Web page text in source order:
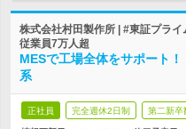
株式会社村田製作所 | #東証プラ
従業員7万人超
MESで工場全体をサポート
系
正社員 完全週休2日制 第二新卒